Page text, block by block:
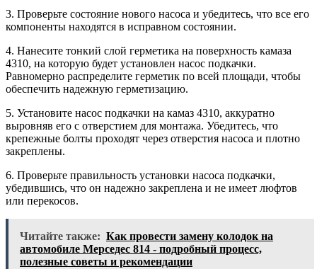
3. Проверьте состояние нового насоса и убедитесь, что все его
компоненты находятся в исправном состоянии.
4. Нанесите тонкий слой герметика на поверхность камаза
4310, на которую будет установлен насос подкачки.
Равномерно распределите герметик по всей площади, чтобы
обеспечить надежную герметизацию.
5. Установите насос подкачки на камаз 4310, аккуратно
выровняв его с отверстием для монтажа. Убедитесь, что
крепежные болты проходят через отверстия насоса и плотно
закреплены.
6. Проверьте правильность установки насоса подкачки,
убедившись, что он надежно закреплена и не имеет люфтов
или перекосов.
Читайте также: Как провести замену колодок на
автомобиле Мерседес 814 - подробный процесс,
полезные советы и рекомендации